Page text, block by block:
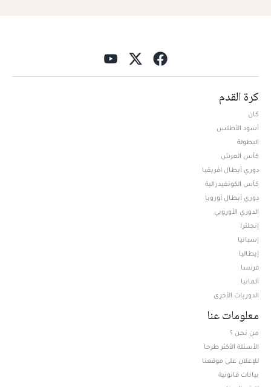
كرة القدم
كان
أسود الأطلس
البطولة
كأس العرش
دوري أبطال افريقيا
كأس الكونفيدرالية
دوري أبطال أوروبا
الدوري الأوروبي
إنجلترا
إسبانيا
إيطاليا
فرنسا
ألمانيا
الدوريات الأخرى
معلومات عنا
من نحن ؟
الأسئلة الأكثر طرحا
للإعلان على موقعنا
بيانات قانونية